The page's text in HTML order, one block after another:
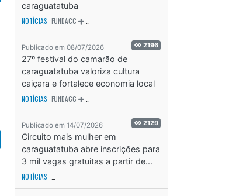
caraguatatuba
NOTÍCIAS FUNDACC
Publicado em 08/07/2026 2196
27º festival do camarão de
caraguatatuba valoriza cultura
caiçara e fortalece economia local
NOTÍCIAS FUNDACC
Publicado em 14/07/2026 2129
Circuito mais mulher em
caraguatatuba abre inscrições para
3 mil vagas gratuitas a partir de...
NOTÍCIAS